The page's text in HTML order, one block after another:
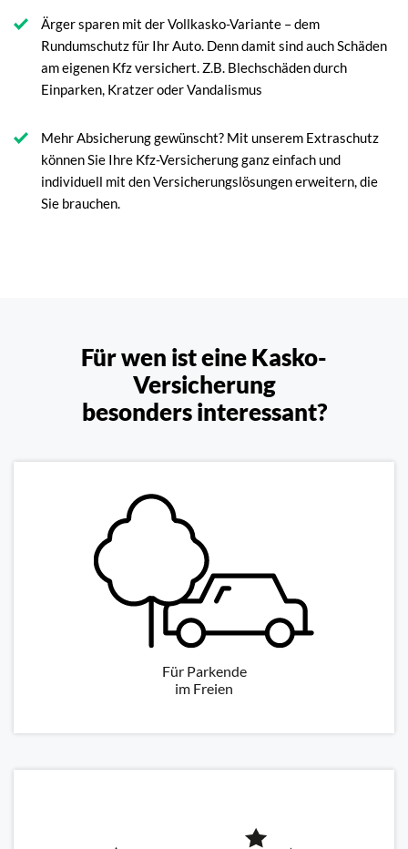
Ärger sparen mit der Vollkasko-Variante – dem
Rundumschutz für Ihr Auto. Denn damit sind auch Schäden
am eigenen Kfz versichert. Z.B. Blechschäden durch
Einparken, Kratzer oder Vandalismus
Mehr Absicherung gewünscht? Mit unserem Extraschutz
können Sie Ihre Kfz-Versicherung ganz einfach und
individuell mit den Versicherungslösungen erweitern, die
Sie brauchen.
Für wen ist eine Kasko-
Versicherung
besonders interessant?
Für Parkende
im Freien